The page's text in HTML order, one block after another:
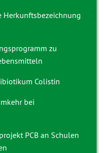
Herkunftsbezeichnung
zu
Colistin
bei
PCB an Schulen